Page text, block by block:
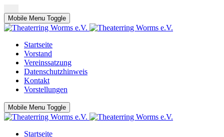
Mobile Menu Toggle
Startseite
Vorstand
Vereinssatzung
Datenschutzhinweis
Kontakt
Vorstellungen
Mobile Menu Toggle
Startseite